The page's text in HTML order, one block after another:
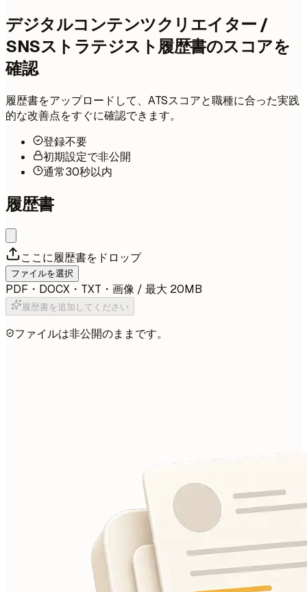
デジタルコンテンツクリエイター /
SNSストラテジスト履歴書のスコアを
確認
履歴書をアップロードして、ATSスコアと職種に合った実践
的な改善点をすぐに確認できます。
登録不要
初期設定で非公開
通常30秒以内
履歴書
ここに履歴書をドロップ
ファイルを選択
PDF・DOCX・TXT・画像 / 最大 20MB
履歴書を追加してください
ファイルは非公開のままです。